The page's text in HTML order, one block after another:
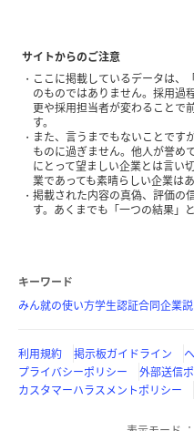
サイトからのご注意
ここに掲載しているデータは、
のものではありません。採用過
更や採用担当者が変わることで
す。
また、言うまでもないことです
ものに過ぎません。他人が誉め
にとって望ましい企業とは言い
業であっても素晴らしい企業はあ
掲載された内容の真偽、評価の
す。あくまでも「一つの結果」
キーワード
みん就の使い方学生認証合同企業
利用規約 掲示板ガイドライン
プライバシーポリシー
外部送信
カスタマーハラスメントポリシー